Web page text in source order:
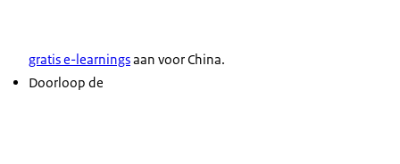
gratis e-learningsaan voor China.
Doorloop de